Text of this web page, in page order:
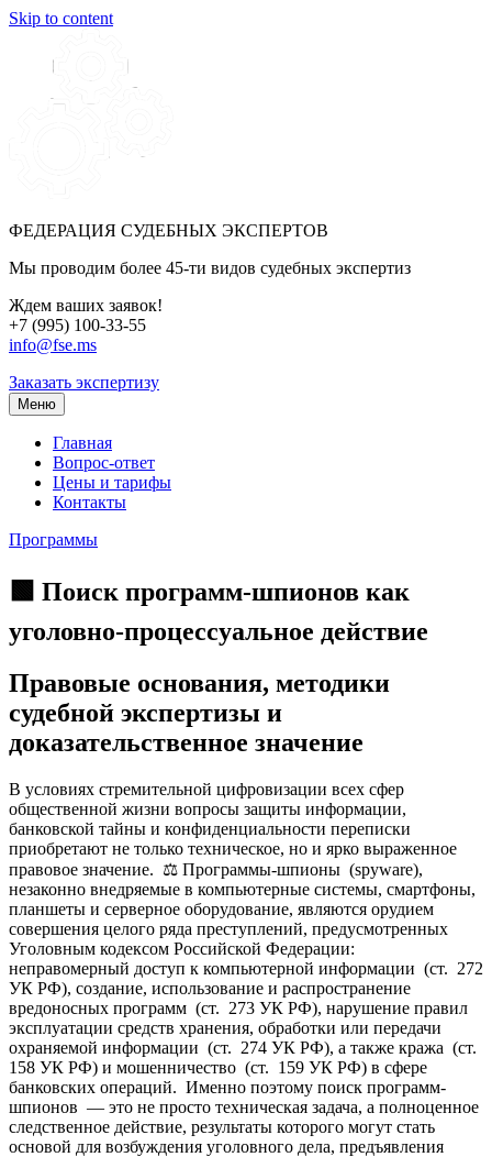
Skip to content
ФЕДЕРАЦИЯ СУДЕБНЫХ ЭКСПЕРТОВ
Мы проводим более 45-ти видов судебных экспертиз
Ждем ваших заявок!
+7 (995) 100-33-55
info@fse.ms
Заказать экспертизу
Меню
Главная
Вопрос-ответ
Цены и тарифы
Контакты
Программы
🟩 Поиск программ-шпионов как
уголовно-процессуальное действие
Правовые основания, методики
судебной экспертизы и
доказательственное значение
В условиях стремительной цифровизации всех сфер
общественной жизни вопросы защиты информации,
банковской тайны и конфиденциальности переписки
приобретают не только техническое, но и ярко выраженное
правовое значение. ⚖️ Программы-шпионы (spyware),
незаконно внедряемые в компьютерные системы, смартфоны,
планшеты и серверное оборудование, являются орудием
совершения целого ряда преступлений, предусмотренных
Уголовным кодексом Российской Федерации:
неправомерный доступ к компьютерной информации (ст. 272
УК РФ), создание, использование и распространение
вредоносных программ (ст. 273 УК РФ), нарушение правил
эксплуатации средств хранения, обработки или передачи
охраняемой информации (ст. 274 УК РФ), а также кража (ст.
158 УК РФ) и мошенничество (ст. 159 УК РФ) в сфере
банковских операций. Именно поэтому поиск программ-
шпионов — это не просто техническая задача, а полноценное
следственное действие, результаты которого могут стать
основой для возбуждения уголовного дела, предъявления